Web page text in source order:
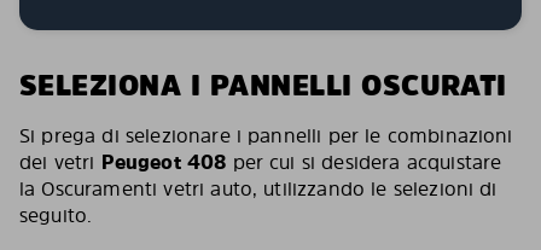
SELEZIONA I PANNELLI OSCURATI
Si prega di selezionare i pannelli per le combinazioni
dei vetri Peugeot 408 per cui si desidera acquistare
la Oscuramenti vetri auto, utilizzando le selezioni di
seguito.